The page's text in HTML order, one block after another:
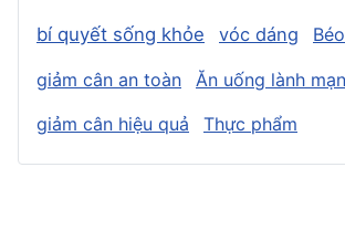
bí quyết sống khỏe vóc dáng
giảm cân an toàn
Ăn uống lành
giảm cân hiệu quả
Thực phẩm